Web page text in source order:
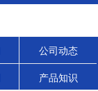
公司动态
产品知识